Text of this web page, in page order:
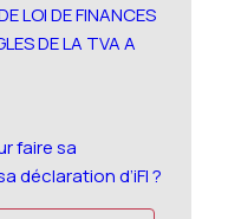
LOI DE FINANCES
DE LA TVA A
faire sa
déclaration d’iFI ?